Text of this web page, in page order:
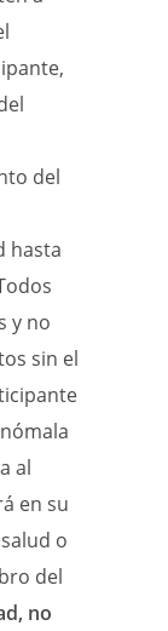
del
hasta
y no
sin el
al
en su
o
del
no